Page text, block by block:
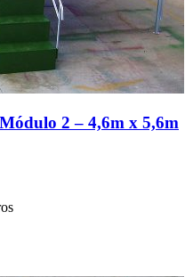
2 – 4,6m x 5,6m